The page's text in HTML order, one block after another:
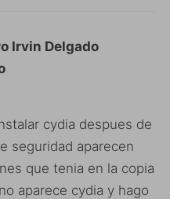
Irvin Delgado
cydia despues de
seguridad aparecen
que tenia en la copia
aparece cydia y hago